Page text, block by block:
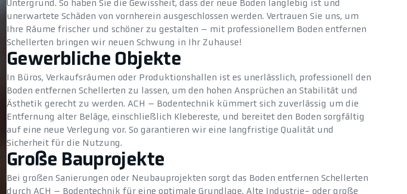
Untergrund. So haben Sie die Gewissheit, dass der neue Boden langlebig ist und
unerwartete Schäden von vornherein ausgeschlossen werden. Vertrauen Sie uns, um
Ihre Räume frischer und schöner zu gestalten – mit professionellem Boden entfernen
Schellerten bringen wir neuen Schwung in Ihr Zuhause!
Gewerbliche Objekte
In Büros, Verkaufsräumen oder Produktionshallen ist es unerlässlich, professionell den
Boden entfernen Schellerten zu lassen, um den hohen Ansprüchen an Stabilität und
Ästhetik gerecht zu werden. ACH – Bodentechnik kümmert sich zuverlässig um die
Entfernung alter Beläge, einschließlich Klebereste, und bereitet den Boden sorgfältig
auf eine neue Verlegung vor. So garantieren wir eine langfristige Qualität und
Sicherheit für die Nutzung.
Große Bauprojekte
Bei großen Sanierungen oder Neubauprojekten sorgt das Boden entfernen Schellerten
durch ACH – Bodentechnik für eine optimale Grundlage. Alte Industrie- oder große